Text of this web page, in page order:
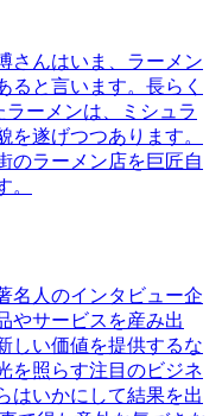
さんはいま、ラーメン
ると言います。長らく
ーメンは、ミシュラ
を遂げつつあります。
のラーメン店を巨匠自
。
名人のインタビュー企
やサービスを産み出
しい価値を提供するな
を照らす注目のビジネ
はいかにして結果を出